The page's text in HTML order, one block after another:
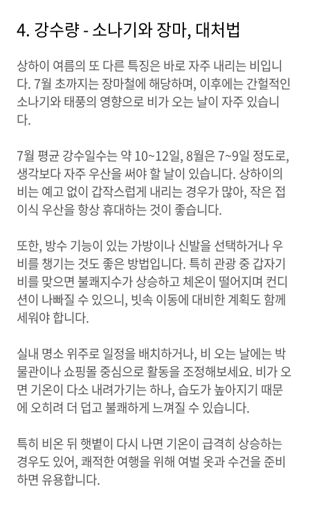
4. 강수량 - 소나기와 장마, 대처법
상하이 여름의 또 다른 특징은 바로 자주 내리는 비입니
다. 7월 초까지는 장마철에 해당하며, 이후에는 간헐적인
소나기와 태풍의 영향으로 비가 오는 날이 자주 있습니
다.
7월 평균 강수일수는 약 10~12일, 8월은 7~9일 정도로,
생각보다 자주 우산을 써야 할 날이 있습니다. 상하이의
비는 예고 없이 갑작스럽게 내리는 경우가 많아, 작은 접
이식 우산을 항상 휴대하는 것이 좋습니다.
또한, 방수 기능이 있는 가방이나 신발을 선택하거나 우
비를 챙기는 것도 좋은 방법입니다. 특히 관광 중 갑자기
비를 맞으면 불쾌지수가 상승하고 체온이 떨어지며 컨디
션이 나빠질 수 있으니, 빗속 이동에 대비한 계획도 함께
세워야 합니다.
실내 명소 위주로 일정을 배치하거나, 비 오는 날에는 박
물관이나 쇼핑몰 중심으로 활동을 조정해보세요. 비가 오
면 기온이 다소 내려가기는 하나, 습도가 높아지기 때문
에 오히려 더 덥고 불쾌하게 느껴질 수 있습니다.
특히 비온 뒤 햇볕이 다시 나면 기온이 급격히 상승하는
경우도 있어, 쾌적한 여행을 위해 여벌 옷과 수건을 준비
하면 유용합니다.